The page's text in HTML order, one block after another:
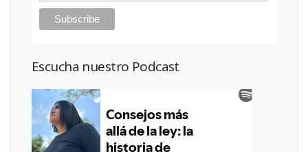
Escucha nuestro Podcast